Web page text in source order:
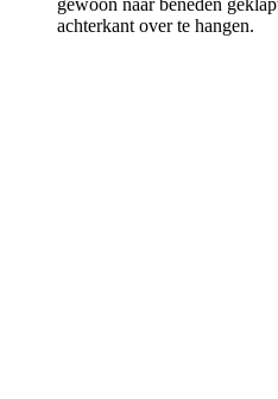
achterkant over te hangen.